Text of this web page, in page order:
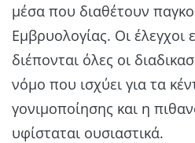
μέσα που διαθέτουν
Εμβρυολογίας. Οι έλεγχοι
διέπονται όλες οι
νόμο που ισχύει για τα
γονιμοποίησης και η
υφίσταται ουσιαστικά.